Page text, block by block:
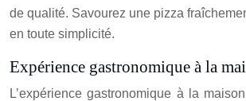
de qualité. Savourez une pizza
en toute simplicité.
Expérience gastronomique à la
L’expérience gastronomique à la